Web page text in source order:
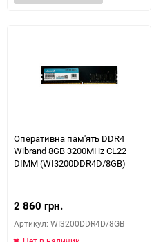
Оперативна пам'ять DDR4
Wibrand 8GB 3200MHz CL22
DIMM (WI3200DDR4D/8GB)
2 860 грн.
Артикул: WI3200DDR4D/8GB